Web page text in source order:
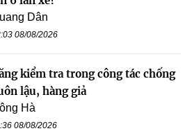
Dân
08/08/2026
kiểm tra trong công tác chống
lậu, hàng giả
Hà
08/08/2026